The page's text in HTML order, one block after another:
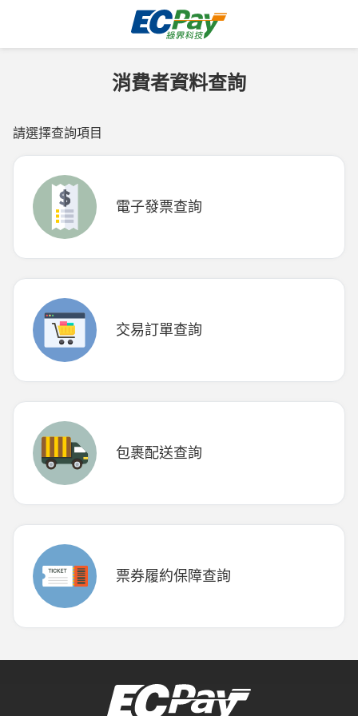
消費者資料查詢
請選擇查詢項目
電子發票查詢
交易訂單查詢
包裹配送查詢
票券履約保障查詢